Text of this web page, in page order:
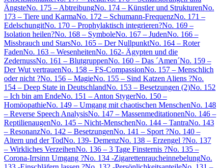
ÄngsteNo. 175 – AbtreibungNo. 174 – Künstler und StrukturenNo.
173 – Tiere und KarmaNo. 172 – Schumann-FrequenzNo. 171 –
EdelschungitNo. 170 – Prophylaktisch integrieren?No. 169 –
Isolation heilen?No. 168 – SymboleNo. 167 – JudenNo. 166 –
Missbrauch und StarsNo. 165 – Der NullpunktNo. 164 – Roter
FadenNo. 163 – WesenheitenNo. 162- Ägypten und die
ZedernussNo. 161 – BlutgruppenNo. 160 – Das ´Amen´No. 159 –
Der Wut vertrauenNo. 158 – FS-CompassionNo. 157 – Menschlich
oder nicht ?No. 156 – MagieNo. 155 – Sind Katzen Aliens ?No.
154 – Deep State in DeutschlandNo. 153 – Besetzungen (2)No. 152
– Ich bin am EndeNo. 151 – Anton StygerNo. 150 –
HomöopathieNo. 149 – Umgang mit chaotischen MenschenNo. 148
– Reverse Speech AnalysisNo. 147 – MassenmeditationenNo. 146 –
ReptilienaugenNo. 145 – Nicht-MenschenNo. 144 – TantraNo. 143
– ResonanzNo. 142 – BesetzungenNo. 141 – Sport ?No. 140 –
Altern und der TodNo. 139- DemenzNo. 138 – Erzengel ?No. 137
– Wirkliches VerzeihenNo. 136 – 3 Tage Finsternis ?No. 135 –
Corona-Irrsinn Umgang ?No. 134 -ZigarettenraucheinnebelungNo.